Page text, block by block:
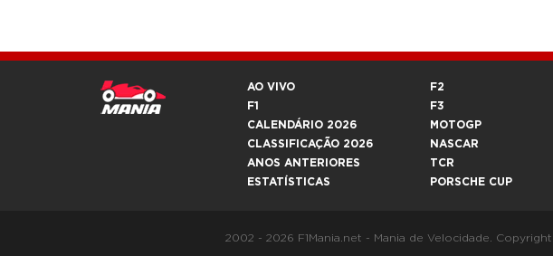
AO VIVO
F1
CALENDÁRIO 2026
CLASSIFICAÇÃO 2026
ANOS ANTERIORES
ESTATÍSTICAS
F2
F3
MOTOGP
NASCAR
TCR
PORSCHE CUP
2002 - 2026 F1Mania.net - Mania de Velocidade.